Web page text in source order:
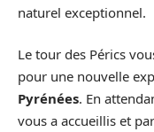
naturel exceptionnel.
Le tour des Pérics
pour une nouvelle
Pyrénées. En
vous a accueillis et